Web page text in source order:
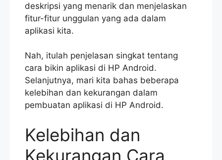
deskripsi yang menarik dan menjelaskan
fitur-fitur unggulan yang ada dalam
aplikasi kita.
Nah, itulah penjelasan singkat tentang
cara bikin aplikasi di HP Android.
Selanjutnya, mari kita bahas beberapa
kelebihan dan kekurangan dalam
pembuatan aplikasi di HP Android.
Kelebihan dan
Kekurangan Cara